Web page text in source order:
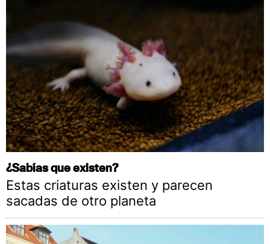
¿Sabías que existen?
Estas criaturas existen y parecen
sacadas de otro planeta